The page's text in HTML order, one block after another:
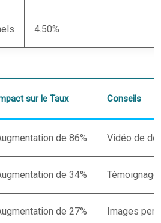
4.50%
sur le Taux Conseils
de 86% Vidéo de
de 34%
de 27% Images